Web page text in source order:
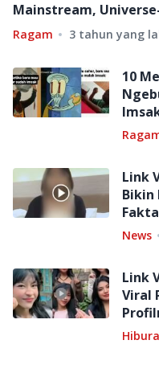
Mainstream,
Ragam 3 tahun yang
10
Link
Bikin
News
Link
Viral